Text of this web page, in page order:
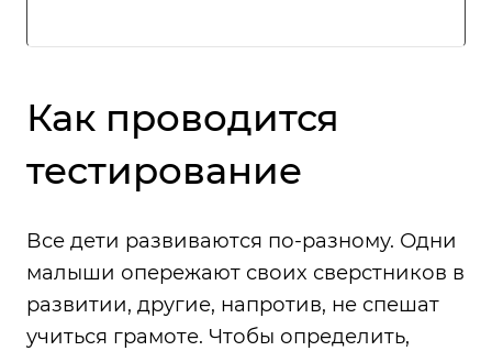
Как проводится
тестирование
Все дети развиваются по-разному. Одни
малыши опережают своих сверстников в
развитии, другие, напротив, не спешат
учиться грамоте. Чтобы определить,